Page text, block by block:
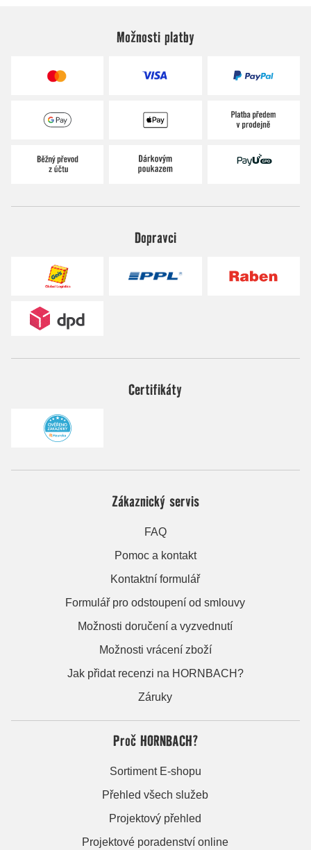
Možnosti platby
Dopravci
Certifikáty
Zákaznický servis
FAQ
Pomoc a kontakt
Kontaktní formulář
Formulář pro odstoupení od smlouvy
Možnosti doručení a vyzvednutí
Možnosti vrácení zboží
Jak přidat recenzi na HORNBACH?
Záruky
Proč HORNBACH?
Sortiment E-shopu
Přehled všech služeb
Projektový přehled
Projektové poradenství online